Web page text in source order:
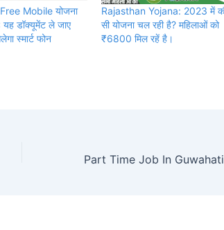
Mobile योजना
डॉक्यूमेंट ले जाए
स्मार्ट फोन
Rajasthan Yojana: 2023 में
सी योजना चल रही है? महिलाओं को
₹6800 मिल रहें है।